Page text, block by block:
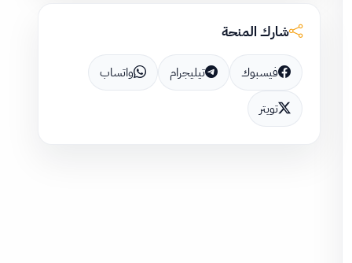
شارك المنحة
فيسبوك تيليجرام واتساب
تويتر